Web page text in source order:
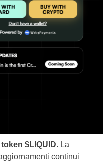
$LIQUID. La
continui